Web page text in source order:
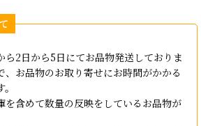
ら2日から5日にてお品物発送しておりま
、お品物のお取り寄せにお時間がかかる
を含めて数量の反映をしているお品物が